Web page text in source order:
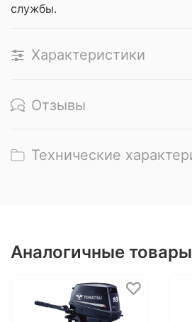
службы.
Характеристики
Отзывы
Технические
Аналогичные товары